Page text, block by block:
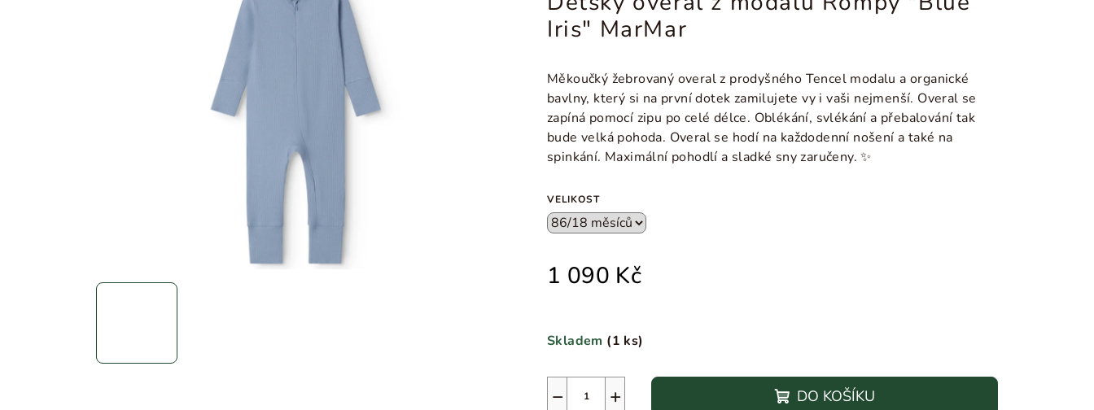
Iris" MarMar
Měkoučký žebrovaný overal z prodyšného Tencel modalu a organické
bavlny, který si na první dotek zamilujete vy i vaši nejmenší. Overal se
zapíná pomocí zipu po celé délce. Oblékání, svlékání a přebalování tak
bude velká pohoda. Overal se hodí na každodenní nošení a také na
spinkání. Maximální pohodlí a sladké sny zaručeny. ✨
VELIKOST
1 090 Kč
Skladem (1 ks)
+
− DO KOŠÍKU